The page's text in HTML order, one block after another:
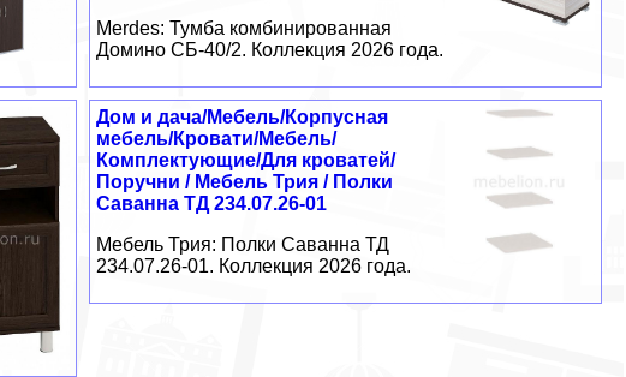
Merdes: Тумба комбинированная
Домино СБ-40/2. Коллекция 2026 года.
Дом и дача/Мебель/Корпусная
мебель/Кровати/Мебель/
Комплектующие/Для кроватей/
Поручни / Мебель Трия / Полки
Саванна ТД 234.07.26-01
Мебель Трия: Полки Саванна ТД
234.07.26-01. Коллекция 2026 года.